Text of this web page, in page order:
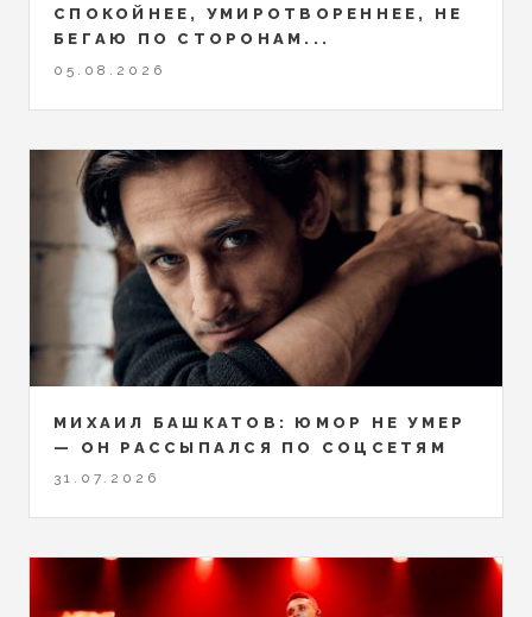
СПОКОЙНЕЕ, УМИРОТВОРЕННЕЕ, НЕ
БЕГАЮ ПО СТОРОНАМ...
05.08.2026
МИХАИЛ БАШКАТОВ: ЮМОР НЕ УМЕР
— ОН РАССЫПАЛСЯ ПО СОЦСЕТЯМ
31.07.2026